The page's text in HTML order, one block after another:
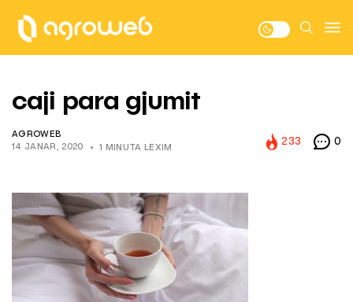
caji para gjumit
AGROWEB
14 JANAR, 2020
1 MINUTA LEXIM
233 0